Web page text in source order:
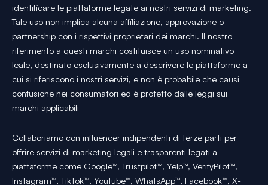
identificare le piattaforme legate ai nostri servizi di marketing.
Tale uso non implica alcuna affiliazione, approvazione o
partnership con i rispettivi proprietari dei marchi. Il nostro
riferimento a questi marchi costituisce un uso nominativo
leale, destinato esclusivamente a descrivere le piattaforme a
cui si riferiscono i nostri servizi, e non è probabile che causi
confusione nei consumatori ed è protetto dalle leggi sui
marchi applicabili
Collaboriamo con influencer indipendenti di terze parti per
offrire servizi di marketing legali e trasparenti legati a
piattaforme come Google™, Trustpilot™, Yelp™, VerifyPilot™,
Instagram™, TikTok™, YouTube™, WhatsApp™, Facebook™, X-